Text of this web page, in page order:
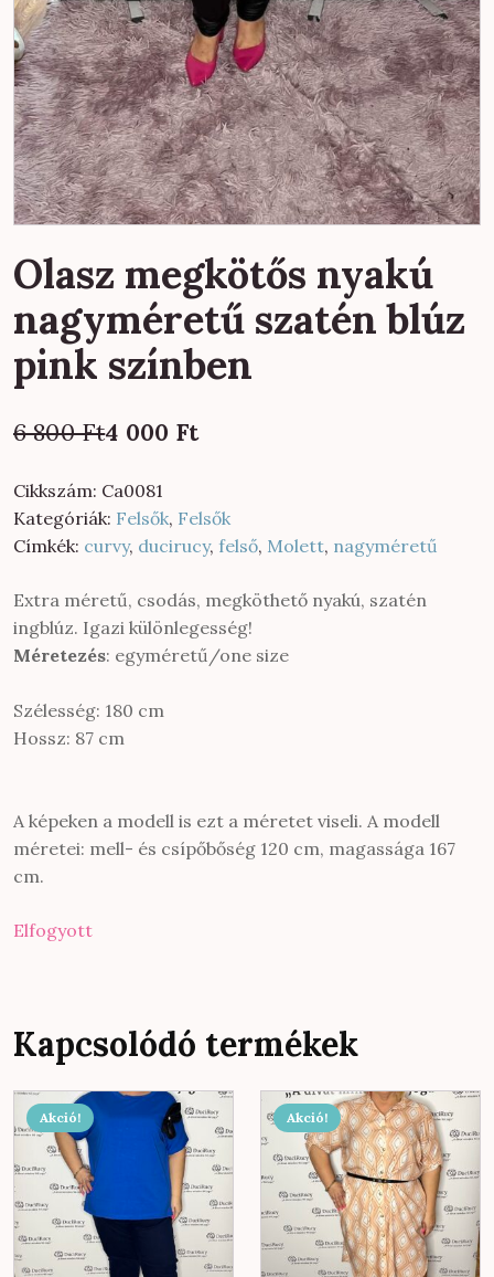
Olasz megkötős nyakú
nagyméretű szatén blúz
pink színben
6 800Ft
Original
was:
6
800 Ft.
4 000 Ft
Current
is:
4
000 Ft.
Cikkszám: Ca0081
Kategóriák: Felsők, Felsők
Címkék: curvy, ducirucy, felső, Molett, nagyméretű
Extra méretű, csodás, megköthető nyakú, szatén
ingblúz. Igazi különlegesség!
Méretezés: egyméretű/one size
Szélesség: 180 cm
Hossz: 87 cm
A képeken a modell is ezt a méretet viseli. A modell
méretei: mell- és csípőbőség 120 cm, magassága 167
cm.
Elfogyott
Kapcsolódó termékek
Akció!
Ennek
a
terméknek
több
variációja
van.
A
Akció!